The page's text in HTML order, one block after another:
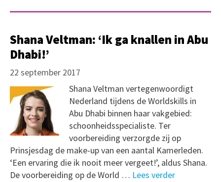
Shana Veltman: ‘Ik ga knallen in Abu
Dhabi!’
22 september 2017
Shana Veltman vertegenwoordigt
Nederland tijdens de Worldskills in
Abu Dhabi binnen haar vakgebied:
schoonheidsspecialiste. Ter
voorbereiding verzorgde zij op
Prinsjesdag de make-up van een aantal Kamerleden.
‘Een ervaring die ik nooit meer vergeet!’, aldus Shana.
De voorbereiding op de World … Lees verder